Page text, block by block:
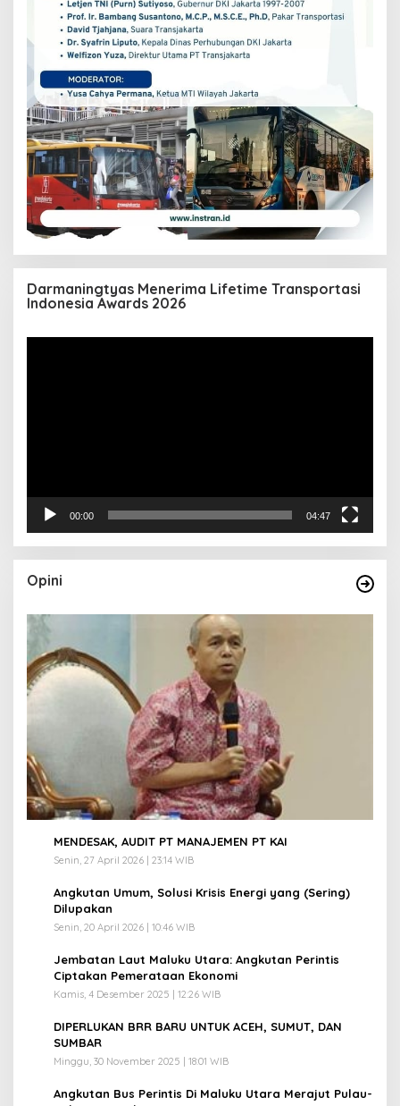
Darmaningtyas Menerima Lifetime Transportasi
Indonesia Awards 2026
00:00 04:47
Opini
MENDESAK, AUDIT PT MANAJEMEN PT KAI
Senin, 27 April 2026 | 23:14 WIB
Angkutan Umum, Solusi Krisis Energi yang (Sering)
Dilupakan
Senin, 20 April 2026 | 10:46 WIB
Jembatan Laut Maluku Utara: Angkutan Perintis
Ciptakan Pemerataan Ekonomi
Kamis, 4 Desember 2025 | 12:26 WIB
DIPERLUKAN BRR BARU UNTUK ACEH, SUMUT, DAN
SUMBAR
Minggu, 30 November 2025 | 18:01 WIB
Angkutan Bus Perintis Di Maluku Utara Merajut Pulau-